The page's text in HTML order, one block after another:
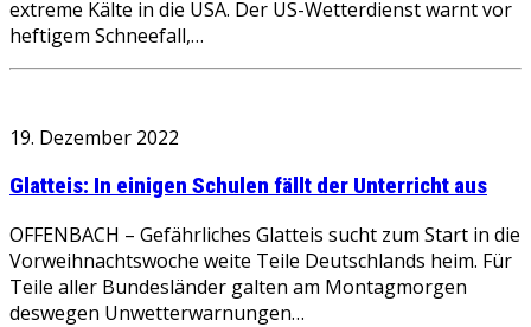
extreme Kälte in die USA. Der US-Wetterdienst warnt vor
heftigem Schneefall,…
19. Dezember 2022
Glatteis: In einigen Schulen fällt der Unterricht aus
OFFENBACH – Gefährliches Glatteis sucht zum Start in die
Vorweihnachtswoche weite Teile Deutschlands heim. Für
Teile aller Bundesländer galten am Montagmorgen
deswegen Unwetterwarnungen…